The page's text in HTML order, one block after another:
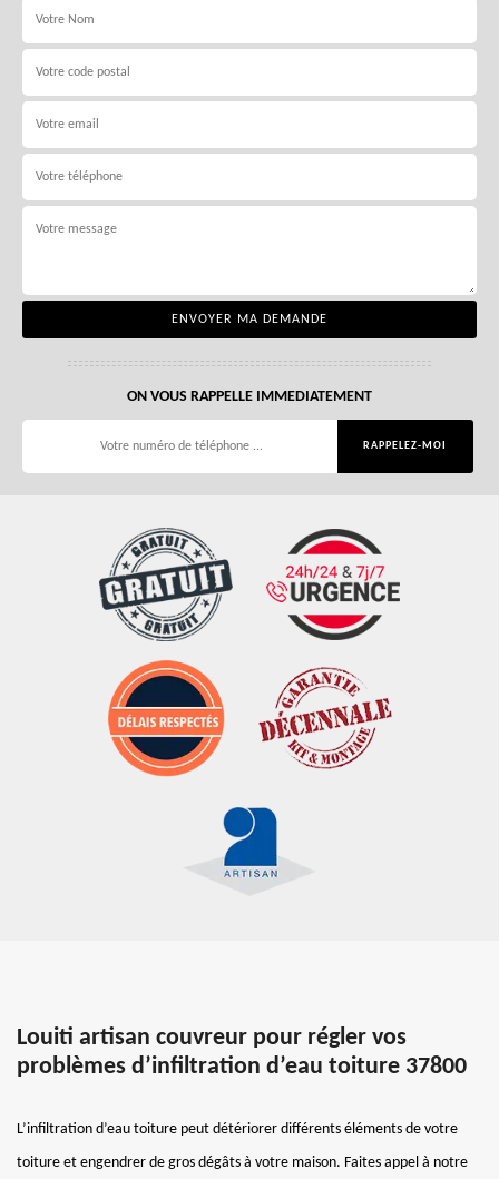
ON VOUS RAPPELLE IMMEDIATEMENT
Louiti artisan couvreur pour régler vos
problèmes d’infiltration d’eau toiture 37800
L’infiltration d’eau toiture peut détériorer différents éléments de votre
toiture et engendrer de gros dégâts à votre maison. Faites appel à notre